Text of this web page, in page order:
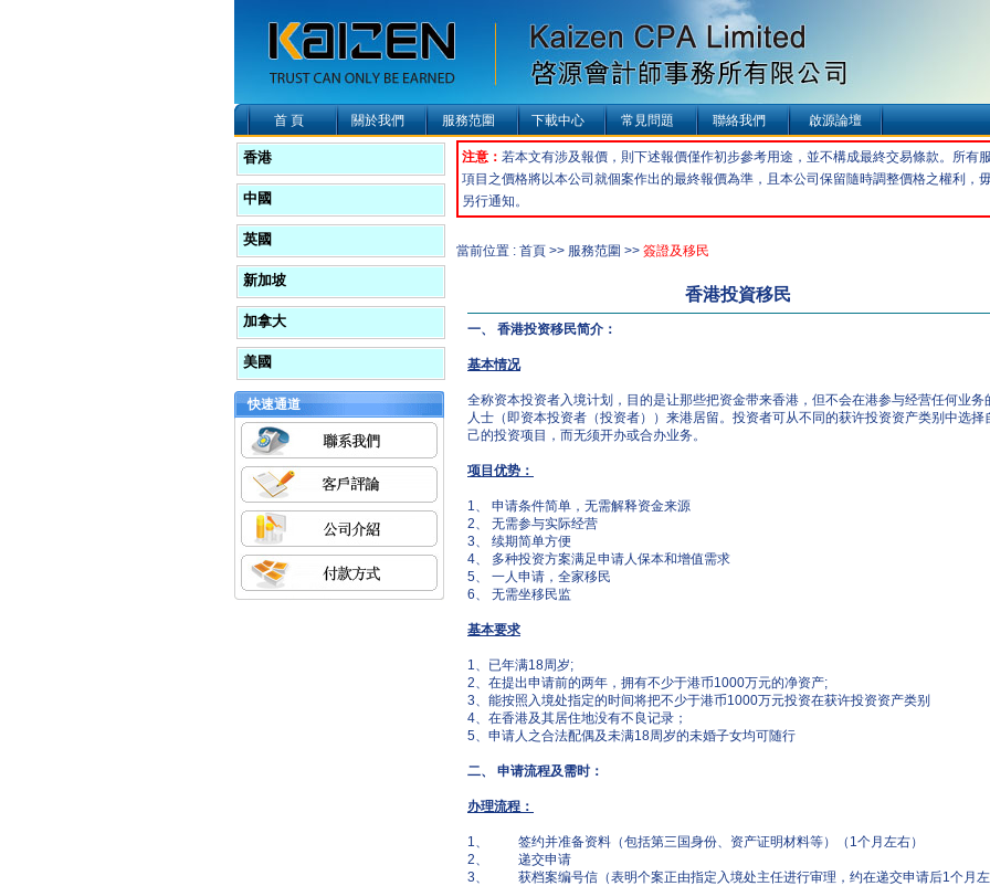
首 頁 關於我們 服務范圍 下載中心 常見問題 聯絡我們 啟源論壇
香港
中國
英國
新加坡
加拿大
美國
快速通道
注意： 若本文有涉及報價，則下述報價僅作初步參考用途，並不構成最終交易條款。所有
項目之價格將以本公司就個案作出的最終報價為準，且本公司保留隨時調整價格之權利，
另行通知。
當前位置 : 首頁 >> 服務范圍 >> 簽證及移民
香港投資移民
一、 香港投资移民简介：
基本情况
全称资本投资者入境计划，目的是让那些把资金带来香港，但不会在港参与经营任何业务
人士（即资本投资者（投资者））来港居留。投资者可从不同的获许投资资产类别中选择
己的投资项目，而无须开办或合办业务。
项目优势：
1、 申请条件简单，无需解释资金来源
2、 无需参与实际经营
3、 续期简单方便
4、 多种投资方案满足申请人保本和增值需求
5、 一人申请，全家移民
6、 无需坐移民监
基本要求
1、已年满18周岁;
2、在提出申请前的两年，拥有不少于港币1000万元的净资产;
3、能按照入境处指定的时间将把不少于港币1000万元投资在获许投资资产类别
4、在香港及其居住地没有不良记录；
5、申请人之合法配偶及未满18周岁的未婚子女均可随行
二、 申请流程及需时：
办理流程：
1、 签约并准备资料（包括第三国身份、资产证明材料等）（1个月左右）
2、 递交申请
3、 获档案编号信（表明个案正由指定入境处主任进行审理，约在递交申请后1个月